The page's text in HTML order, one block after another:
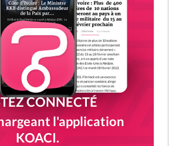
CONNECTÉ
l'application
KOACI.